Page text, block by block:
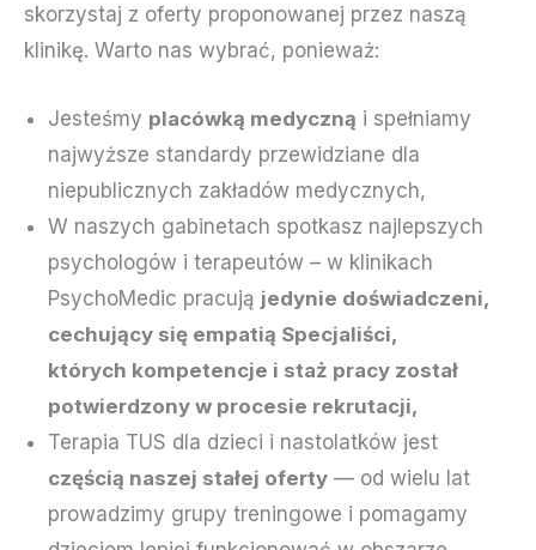
skorzystaj z oferty proponowanej przez naszą
klinikę. Warto nas wybrać, ponieważ:
Jesteśmy placówką medyczną i spełniamy
najwyższe standardy przewidziane dla
niepublicznych zakładów medycznych,
W naszych gabinetach spotkasz najlepszych
psychologów i terapeutów – w klinikach
PsychoMedic pracują jedynie doświadczeni,
cechujący się empatią Specjaliści,
których kompetencje i staż pracy został
potwierdzony w procesie rekrutacji,
Terapia TUS dla dzieci i nastolatków jest
częścią naszej stałej oferty — od wielu lat
prowadzimy grupy treningowe i pomagamy